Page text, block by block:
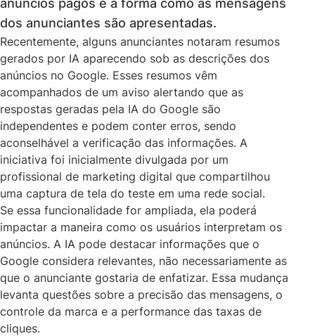
anúncios pagos e a forma como as mensagens
dos anunciantes são apresentadas.
Recentemente, alguns anunciantes notaram resumos
gerados por IA aparecendo sob as descrições dos
anúncios no Google. Esses resumos vêm
acompanhados de um aviso alertando que as
respostas geradas pela IA do Google são
independentes e podem conter erros, sendo
aconselhável a verificação das informações. A
iniciativa foi inicialmente divulgada por um
profissional de marketing digital que compartilhou
uma captura de tela do teste em uma rede social.
Se essa funcionalidade for ampliada, ela poderá
impactar a maneira como os usuários interpretam os
anúncios. A IA pode destacar informações que o
Google considera relevantes, não necessariamente as
que o anunciante gostaria de enfatizar. Essa mudança
levanta questões sobre a precisão das mensagens, o
controle da marca e a performance das taxas de
cliques.